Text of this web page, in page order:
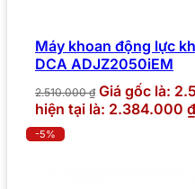
Máy khoan động lực
DCA ADJZ2050iEM
2.510.000₫ Giá gốc là:
hiện tại là: 2.384.000
-5%